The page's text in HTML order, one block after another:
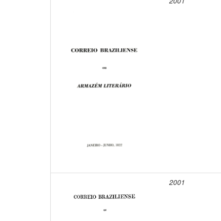
2001